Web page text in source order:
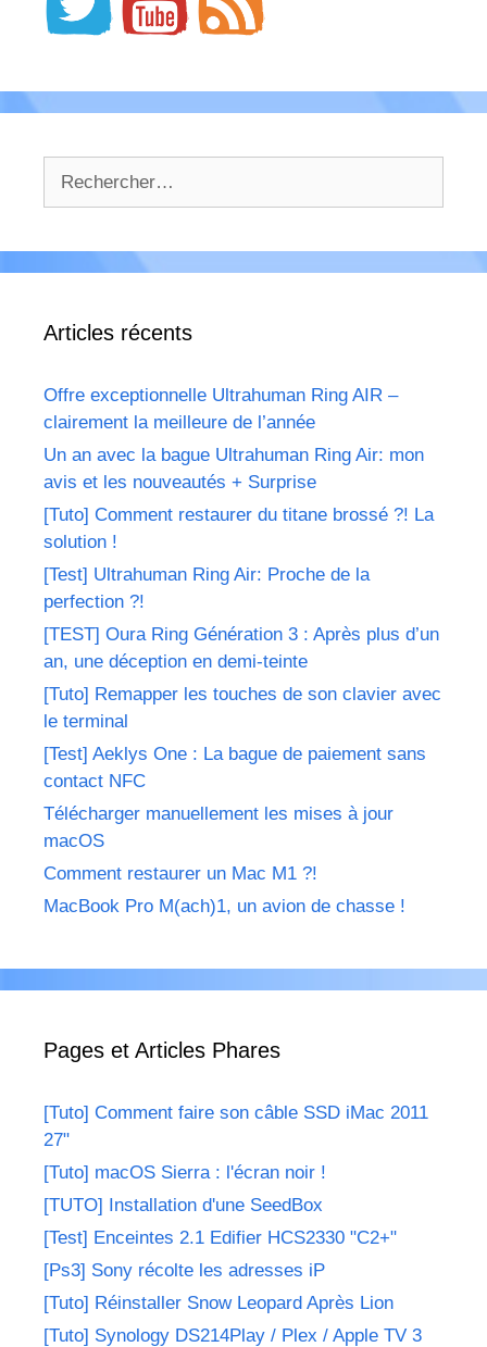
Articles récents
Offre exceptionnelle Ultrahuman Ring AIR –
clairement la meilleure de l’année
Un an avec la bague Ultrahuman Ring Air: mon
avis et les nouveautés + Surprise
[Tuto] Comment restaurer du titane brossé ?! La
solution !
[Test] Ultrahuman Ring Air: Proche de la
perfection ?!
[TEST] Oura Ring Génération 3 : Après plus d’un
an, une déception en demi-teinte
[Tuto] Remapper les touches de son clavier avec
le terminal
[Test] Aeklys One : La bague de paiement sans
contact NFC
Télécharger manuellement les mises à jour
macOS
Comment restaurer un Mac M1 ?!
MacBook Pro M(ach)1, un avion de chasse !
Pages et Articles Phares
[Tuto] Comment faire son câble SSD iMac 2011
27"
[Tuto] macOS Sierra : l'écran noir !
[TUTO] Installation d'une SeedBox
[Test] Enceintes 2.1 Edifier HCS2330 "C2+"
[Ps3] Sony récolte les adresses iP
[Tuto] Réinstaller Snow Leopard Après Lion
[Tuto] Synology DS214Play / Plex / Apple TV 3